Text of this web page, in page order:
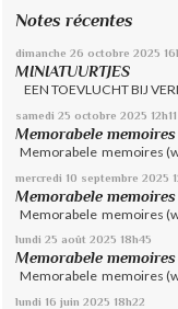
Notes récentes
dimanche 26 octobre 2025
MINIATUURTJES
EEN TOEVLUCHT BIJ
samedi 25 octobre 2025 12h11
Memorabele
Memorabele memoires
mercredi 10 septembre 2025
Memorabele
Memorabele memoires
lundi 25 août 2025 18h45
Memorabele
Memorabele memoires
lundi 16 juin 2025 18h22